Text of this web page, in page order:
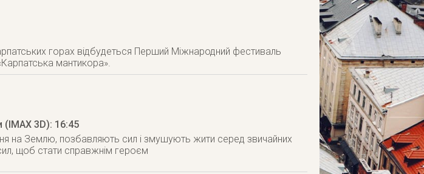
горах відбудеться Перший Міжнародний фестиваль
мантикора».
(ІМАХ 3D): 16:45
на Землю, позбавляють сил і змушують жити серед звичайних
щоб стати справжнім героєм